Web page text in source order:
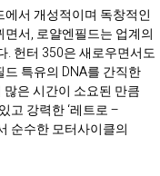
서 개성적이며 독창적인
서, 로얄엔필드는 업계의
. 헌터 350은 새로우면서도
특유의 DNA를 간직한
은 시간이 소요된 만큼
고 강력한 ‘레트로 –
순수한 모터사이클의